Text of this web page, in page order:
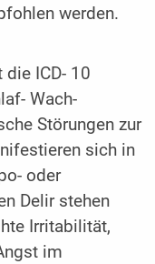
werden.
die ICD- 10
Wach-
Störungen zur
sich in
oder
Delir stehen
Irritabilität,
im